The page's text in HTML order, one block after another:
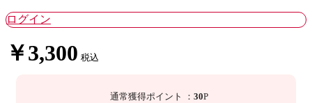
ログイン
￥3,300 税込
通常獲得ポイント ： 30P